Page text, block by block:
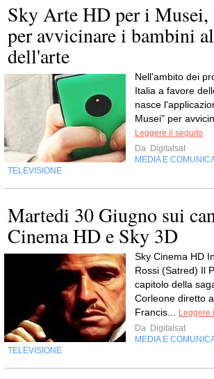
Sky Arte HD per i Musei,
per avvicinare i bambini
dell'arte
Nell'ambito dei
Italia a favore
nasce
Musei" per
Leggere il seguito
Da Digitalsat
MEDIA E
TELEVISIONE
Martedi 30 Giugno sui
Cinema HD e Sky 3D
Sky Cinema HD
Rossi (Satred) Il
capitolo della
Corleone diretto
Francis...
Leggere
Da Digitalsat
MEDIA E
TELEVISIONE